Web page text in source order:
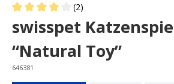
Average rating of 4 out of 5 stars
(2)
swisspet
“Natural Toy”
646381